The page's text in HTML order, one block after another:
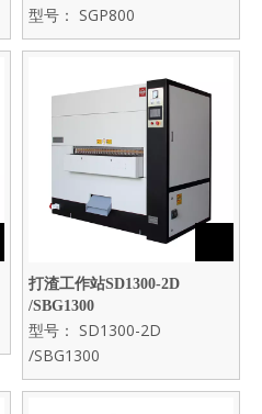
型号： SGP800
打渣工作站SD1300-2D
/SBG1300
型号： SD1300-2D
/SBG1300